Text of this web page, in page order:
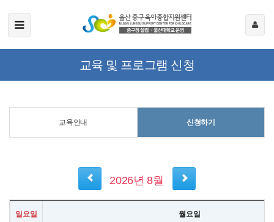
교육 및 프로그램 신청
교육안내 신청하기
2026년 8월
일요일 월요일